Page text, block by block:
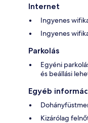
Internet
Ingyenes
Ingyenes
Parkolás
Egyéni
és beállási
Egyéb
Kizárólag